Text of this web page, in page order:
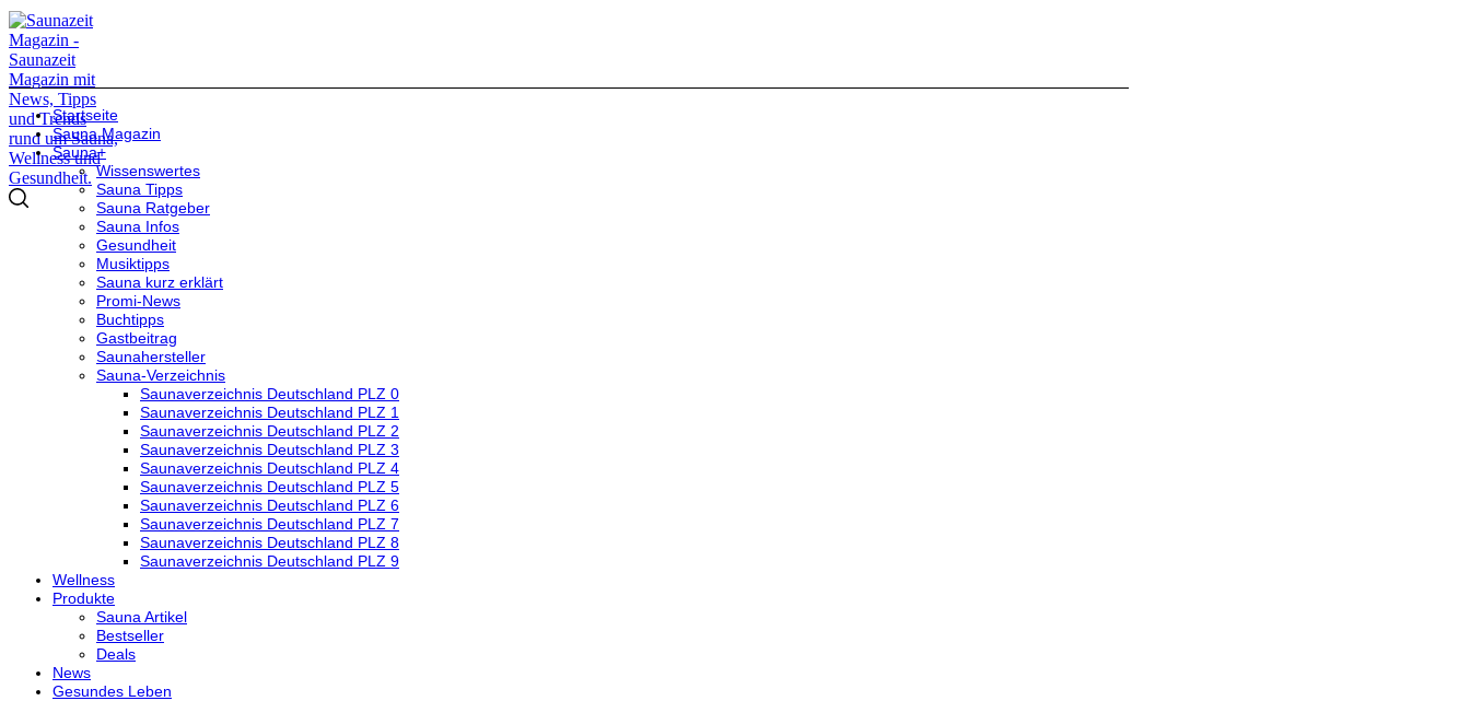
Startseite
Sauna Magazin
Sauna+
Wissenswertes
Sauna Tipps
Sauna Ratgeber
Sauna Infos
Gesundheit
Musiktipps
Sauna kurz erklärt
Promi-News
Buchtipps
Gastbeitrag
Saunahersteller
Sauna-Verzeichnis
Saunaverzeichnis Deutschland PLZ 0
Saunaverzeichnis Deutschland PLZ 1
Saunaverzeichnis Deutschland PLZ 2
Saunaverzeichnis Deutschland PLZ 3
Saunaverzeichnis Deutschland PLZ 4
Saunaverzeichnis Deutschland PLZ 5
Saunaverzeichnis Deutschland PLZ 6
Saunaverzeichnis Deutschland PLZ 7
Saunaverzeichnis Deutschland PLZ 8
Saunaverzeichnis Deutschland PLZ 9
Wellness
Produkte
Sauna Artikel
Bestseller
Deals
News
Gesundes Leben